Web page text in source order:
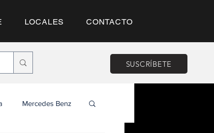
LOCALES CONTACTO
SUSCRÍBETE
Mercedes Benz